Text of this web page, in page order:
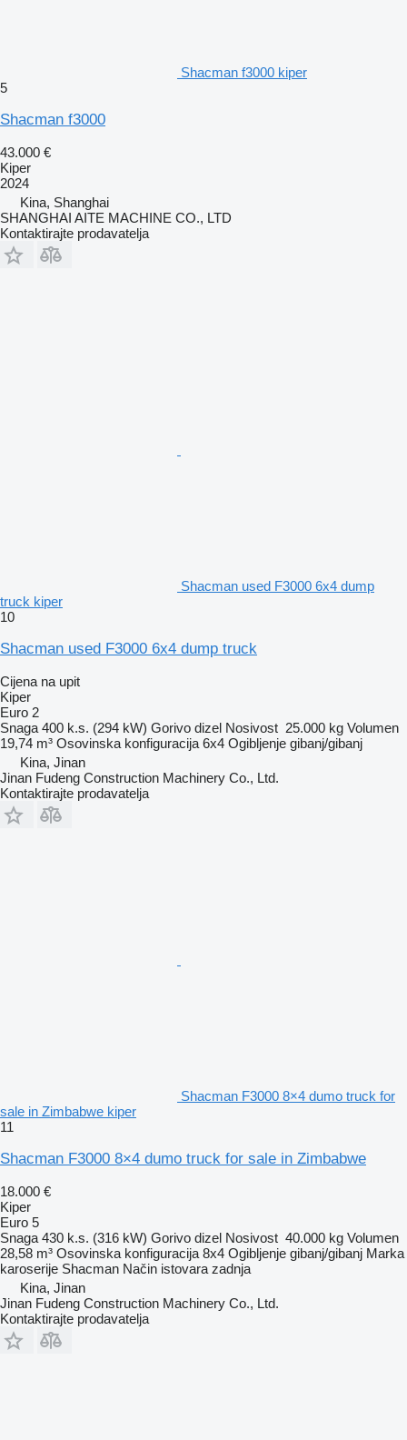
Shacman f3000 kiper
5
Shacman f3000
43.000 €
Kiper
2024
Kina, Shanghai
SHANGHAI AITE MACHINE CO., LTD
Kontaktirajte prodavatelja
Shacman used F3000 6x4 dump
truck kiper
10
Shacman used F3000 6x4 dump truck
Cijena na upit
Kiper
Euro 2
Snaga 400 k.s. (294 kW) Gorivo dizel Nosivost 25.000 kg Volumen
19,74 m³ Osovinska konfiguracija 6x4 Ogibljenje gibanj/gibanj
Kina, Jinan
Jinan Fudeng Construction Machinery Co., Ltd.
Kontaktirajte prodavatelja
Shacman F3000 8×4 dumo truck for
sale in Zimbabwe kiper
11
Shacman F3000 8×4 dumo truck for sale in Zimbabwe
18.000 €
Kiper
Euro 5
Snaga 430 k.s. (316 kW) Gorivo dizel Nosivost 40.000 kg Volumen
28,58 m³ Osovinska konfiguracija 8x4 Ogibljenje gibanj/gibanj Marka
karoserije Shacman Način istovara zadnja
Kina, Jinan
Jinan Fudeng Construction Machinery Co., Ltd.
Kontaktirajte prodavatelja